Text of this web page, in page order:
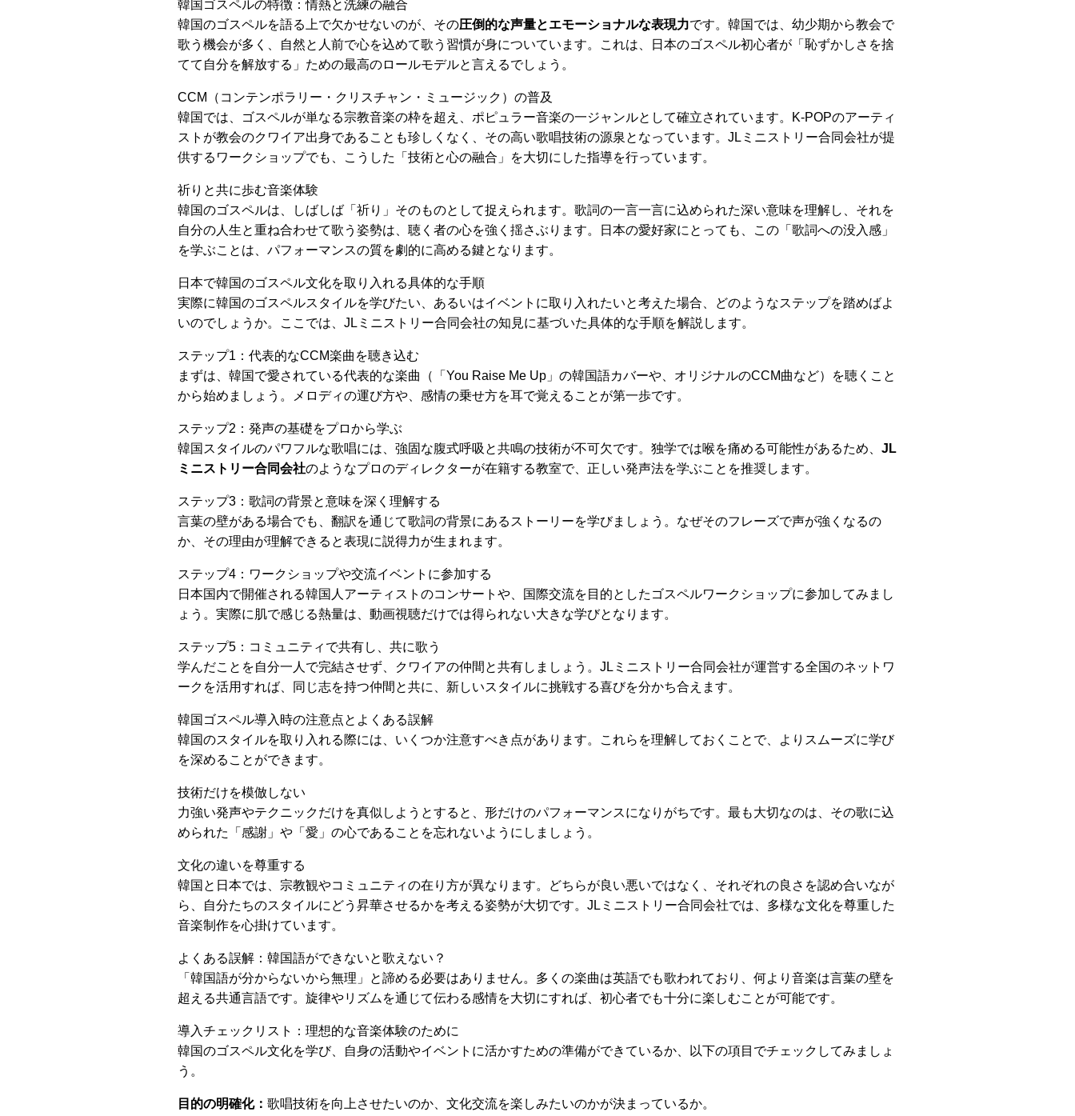
韓国ゴスペルの特徴：情熱と洗練の融合
韓国のゴスペルを語る上で欠かせないのが、その圧倒的な声量とエモーショナルな表現力です。韓国では、幼少期から教会で
歌う機会が多く、自然と人前で心を込めて歌う習慣が身についています。これは、日本のゴスペル初心者が「恥ずかしさを捨
てて自分を解放する」ための最高のロールモデルと言えるでしょう。
CCM（コンテンポラリー・クリスチャン・ミュージック）の普及
韓国では、ゴスペルが単なる宗教音楽の枠を超え、ポピュラー音楽の一ジャンルとして確立されています。K-POPのアーティ
ストが教会のクワイア出身であることも珍しくなく、その高い歌唱技術の源泉となっています。JLミニストリー合同会社が提
供するワークショップでも、こうした「技術と心の融合」を大切にした指導を行っています。
祈りと共に歩む音楽体験
韓国のゴスペルは、しばしば「祈り」そのものとして捉えられます。歌詞の一言一言に込められた深い意味を理解し、それを
自分の人生と重ね合わせて歌う姿勢は、聴く者の心を強く揺さぶります。日本の愛好家にとっても、この「歌詞への没入感」
を学ぶことは、パフォーマンスの質を劇的に高める鍵となります。
日本で韓国のゴスペル文化を取り入れる具体的な手順
実際に韓国のゴスペルスタイルを学びたい、あるいはイベントに取り入れたいと考えた場合、どのようなステップを踏めばよ
いのでしょうか。ここでは、JLミニストリー合同会社の知見に基づいた具体的な手順を解説します。
ステップ1：代表的なCCM楽曲を聴き込む
まずは、韓国で愛されている代表的な楽曲（「You Raise Me Up」の韓国語カバーや、オリジナルのCCM曲など）を聴くこと
から始めましょう。メロディの運び方や、感情の乗せ方を耳で覚えることが第一歩です。
ステップ2：発声の基礎をプロから学ぶ
韓国スタイルのパワフルな歌唱には、強固な腹式呼吸と共鳴の技術が不可欠です。独学では喉を痛める可能性があるため、 JL
ミニストリー合同会社のようなプロのディレクターが在籍する教室で、正しい発声法を学ぶことを推奨します。
ステップ3：歌詞の背景と意味を深く理解する
言葉の壁がある場合でも、翻訳を通じて歌詞の背景にあるストーリーを学びましょう。なぜそのフレーズで声が強くなるの
か、その理由が理解できると表現に説得力が生まれます。
ステップ4：ワークショップや交流イベントに参加する
日本国内で開催される韓国人アーティストのコンサートや、国際交流を目的としたゴスペルワークショップに参加してみまし
ょう。実際に肌で感じる熱量は、動画視聴だけでは得られない大きな学びとなります。
ステップ5：コミュニティで共有し、共に歌う
学んだことを自分一人で完結させず、クワイアの仲間と共有しましょう。JLミニストリー合同会社が運営する全国のネットワ
ークを活用すれば、同じ志を持つ仲間と共に、新しいスタイルに挑戦する喜びを分かち合えます。
韓国ゴスペル導入時の注意点とよくある誤解
韓国のスタイルを取り入れる際には、いくつか注意すべき点があります。これらを理解しておくことで、よりスムーズに学び
を深めることができます。
技術だけを模倣しない
力強い発声やテクニックだけを真似しようとすると、形だけのパフォーマンスになりがちです。最も大切なのは、その歌に込
められた「感謝」や「愛」の心であることを忘れないようにしましょう。
文化の違いを尊重する
韓国と日本では、宗教観やコミュニティの在り方が異なります。どちらが良い悪いではなく、それぞれの良さを認め合いなが
ら、自分たちのスタイルにどう昇華させるかを考える姿勢が大切です。JLミニストリー合同会社では、多様な文化を尊重した
音楽制作を心掛けています。
よくある誤解：韓国語ができないと歌えない？
「韓国語が分からないから無理」と諦める必要はありません。多くの楽曲は英語でも歌われており、何より音楽は言葉の壁を
超える共通言語です。旋律やリズムを通じて伝わる感情を大切にすれば、初心者でも十分に楽しむことが可能です。
導入チェックリスト：理想的な音楽体験のために
韓国のゴスペル文化を学び、自身の活動やイベントに活かすための準備ができているか、以下の項目でチェックしてみましょ
う。
目的の明確化： 歌唱技術を向上させたいのか、文化交流を楽しみたいのかが決まっているか。